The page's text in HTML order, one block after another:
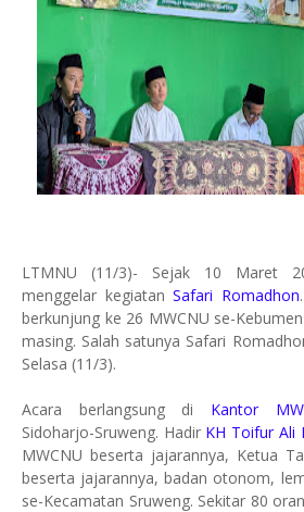
LTMNU (11/3)- Sejak 10 Maret
menggelar kegiatanSafari Romadhon
berkunjung ke 26 MWCNU se-
masing. Salah satunya Safari
Selasa (11/3).
Acara berlangsung di Kantor
Sidoharjo-Sruweng. Hadir KH Toifur Ali
MWCNU beserta jajarannya, Ketua
beserta jajarannya, badan otonom,
se-Kecamatan Sruweng. Sekitar 80